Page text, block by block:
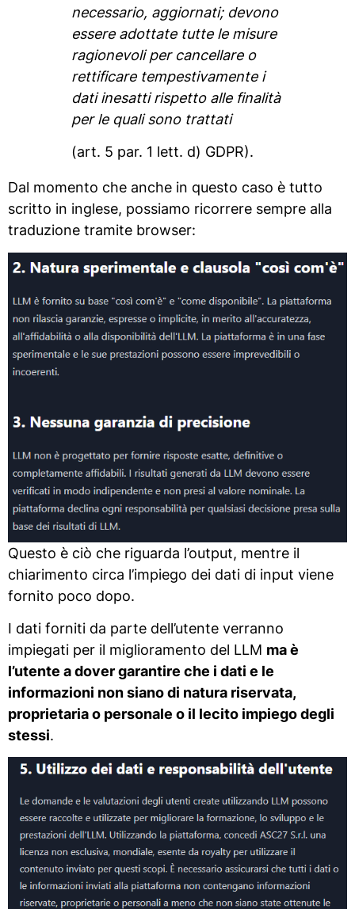
necessario, aggiornati; devono
essere adottate tutte le misure
ragionevoli per cancellare o
rettificare tempestivamente i
dati inesatti rispetto alle finalità
per le quali sono trattati
(art. 5 par. 1 lett. d) GDPR).
Dal momento che anche in questo caso è tutto
scritto in inglese, possiamo ricorrere sempre alla
traduzione tramite browser:
Questo è ciò che riguarda l’output, mentre il
chiarimento circa l’impiego dei dati di input viene
fornito poco dopo.
I dati forniti da parte dell’utente verranno
impiegati per il miglioramento del LLM ma è
l’utente a dover garantire che i dati e le
informazioni non siano di natura riservata,
proprietaria o personale o il lecito impiego degli
stessi.